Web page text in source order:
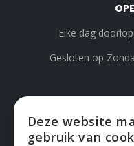
Elke dag
Gesloten op
Deze website
gebruik van